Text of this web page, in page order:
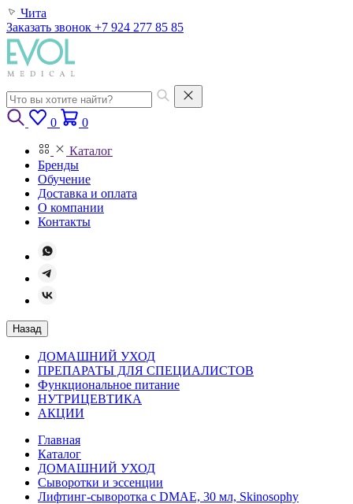
Чита
Заказать звонок +7 924 277 85 85
0 0
Каталог
Бренды
Обучение
Доставка и оплата
О компании
Контакты
Назад
ДОМАШНИЙ УХОД
ПРЕПАРАТЫ ДЛЯ СПЕЦИАЛИСТОВ
Функциональное питание
НУТРИЦЕВТИКА
АКЦИИ
Главная
Каталог
ДОМАШНИЙ УХОД
Сыворотки и эссенции
Лифтинг-сыворотка с DMAE, 30 мл, Skinosophy